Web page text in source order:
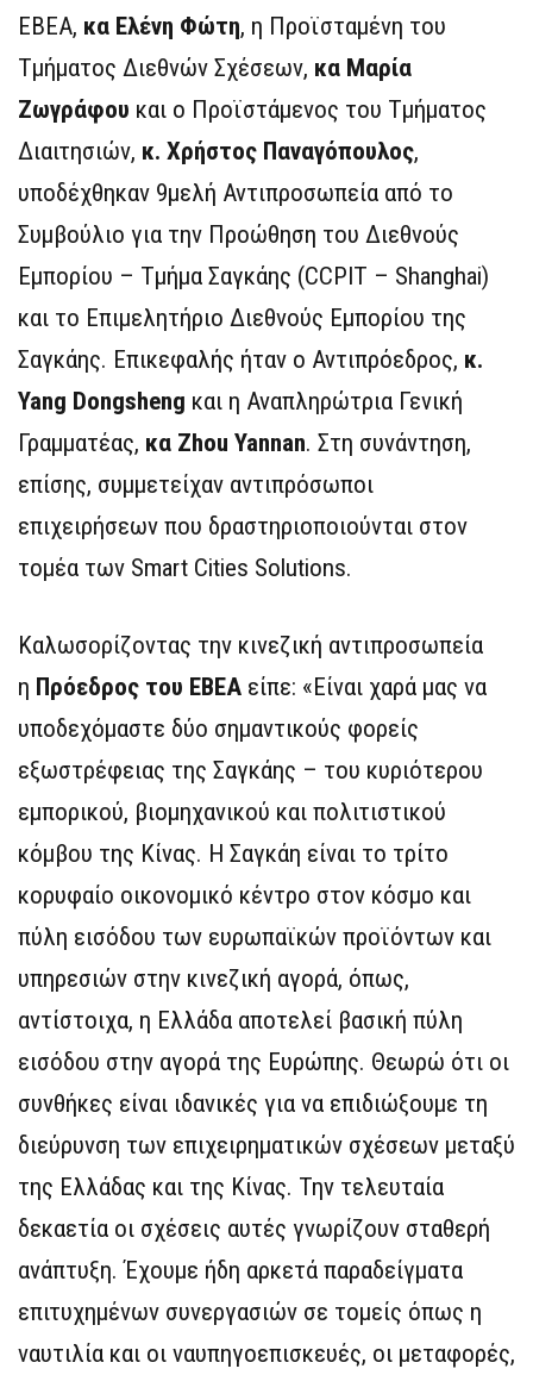
ΕΒΕΑ, κα Ελένη Φώτη, η Προϊσταμένη του
Τμήματος Διεθνών Σχέσεων, κα Μαρία
Ζωγράφου και ο Προϊστάμενος του Τμήματος
Διαιτησιών, κ. Χρήστος Παναγόπουλος,
υποδέχθηκαν 9μελή Αντιπροσωπεία από το
Συμβούλιο για την Προώθηση του Διεθνούς
Εμπορίου – Τμήμα Σαγκάης (CCPIT – Shanghai)
και το Επιμελητήριο Διεθνούς Εμπορίου της
Σαγκάης. Επικεφαλής ήταν ο Αντιπρόεδρος, κ.
Yang Dongsheng και η Αναπληρώτρια Γενική
Γραμματέας, κα Zhou Yannan. Στη συνάντηση,
επίσης, συμμετείχαν αντιπρόσωποι
επιχειρήσεων που δραστηριοποιούνται στον
τομέα των Smart Cities Solutions.
Καλωσορίζοντας την κινεζική αντιπροσωπεία
η Πρόεδρος του ΕΒΕΑ είπε: «Είναι χαρά μας να
υποδεχόμαστε δύο σημαντικούς φορείς
εξωστρέφειας της Σαγκάης – του κυριότερου
εμπορικού, βιομηχανικού και πολιτιστικού
κόμβου της Κίνας. Η Σαγκάη είναι το τρίτο
κορυφαίο οικονομικό κέντρο στον κόσμο και
πύλη εισόδου των ευρωπαϊκών προϊόντων και
υπηρεσιών στην κινεζική αγορά, όπως,
αντίστοιχα, η Ελλάδα αποτελεί βασική πύλη
εισόδου στην αγορά της Ευρώπης. Θεωρώ ότι οι
συνθήκες είναι ιδανικές για να επιδιώξουμε τη
διεύρυνση των επιχειρηματικών σχέσεων μεταξύ
της Ελλάδας και της Κίνας. Την τελευταία
δεκαετία οι σχέσεις αυτές γνωρίζουν σταθερή
ανάπτυξη. Έχουμε ήδη αρκετά παραδείγματα
επιτυχημένων συνεργασιών σε τομείς όπως η
ναυτιλία και οι ναυπηγοεπισκευές, οι μεταφορές,